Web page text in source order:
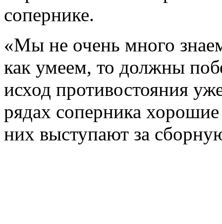
сопернике.
«Мы не очень много
как умеем, то должны
исход противостояния
рядах соперника
них выступают за